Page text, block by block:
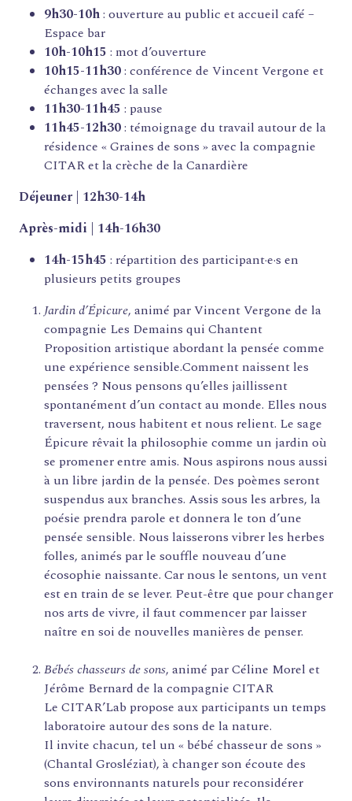
9h30-10h: ouverture au public et accueil café –
Espace bar
10h-10h15 : mot d’ouverture
10h15-11h30: conférence de Vincent Vergone et
échanges avec la salle
11h30-11h45 : pause
11h45-12h30: témoignage du travail autour de la
résidence « Graines de sons »avec la compagnie
CITAR et la crèche de la Canardière
Déjeuner | 12h30-14h
Après-midi | 14h-16h30
14h-15h45 : répartition des participant·e·s en
plusieurs petits groupes
Jardin d’Épicure, animé par Vincent Vergone de la
compagnie Les Demains qui Chantent
Proposition artistique abordant la pensée comme
une expérience sensible.Comment naissent les
pensées ? Nous pensons qu’elles jaillissent
spontanément d’un contact au monde. Elles nous
traversent, nous habitent et nous relient. Le sage
Épicure rêvait la philosophie comme un jardin où
se promener entre amis. Nous aspirons nous aussi
à un libre jardin de la pensée. Des poèmes seront
suspendus aux branches. Assis sous les arbres, la
poésie prendra parole et donnera le ton d’une
pensée sensible. Nous laisserons vibrer les herbes
folles, animés par le souffle nouveau d’une
écosophie naissante. Car nous le sentons, un vent
est en train de se lever. Peut-être que pour changer
nos arts de vivre, il faut commencer par laisser
naître en soi de nouvelles manières de penser.
Bébés chasseurs de sons, animé par Céline Morel et
Jérôme Bernard de la compagnie CITAR
Le CITAR’Lab propose aux participants un temps
laboratoire autour des sons de la nature.
Il invite chacun, tel un « bébé chasseur de sons »
(Chantal Grosléziat), à changer son écoute des
sons environnants naturels pour reconsidérer
FORMATIONS
ATELIERS
RENCONTRES
ACCOMPAGNEMENT
ACTIONS ARTISTIQUES